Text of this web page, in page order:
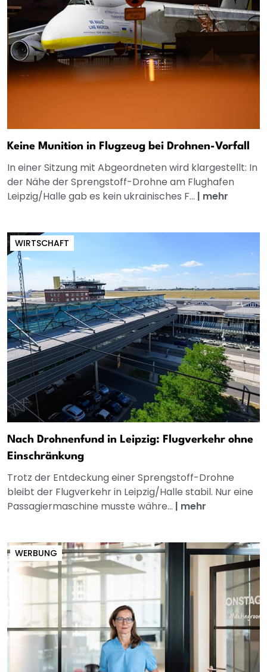
Keine Munition in Flugzeug bei Drohnen-Vorfall
In einer Sitzung mit Abgeordneten wird klargestellt: In
der Nähe der Sprengstoff-Drohne am Flughafen
Leipzig/Halle gab es kein ukrainisches F... | mehr
WIRTSCHAFT
Nach Drohnenfund in Leipzig: Flugverkehr ohne
Einschränkung
Trotz der Entdeckung einer Sprengstoff-Drohne
bleibt der Flugverkehr in Leipzig/Halle stabil. Nur eine
Passagiermaschine musste währe... | mehr
WERBUNG